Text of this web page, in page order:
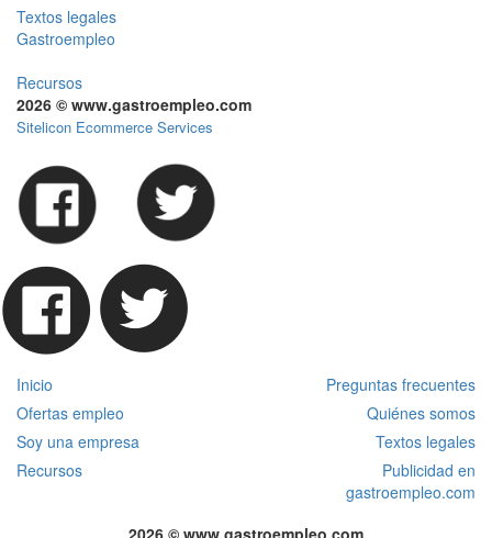
Textos legales
Gastroempleo
Recursos
2026 © www.gastroempleo.com
Sitelicon Ecommerce Services
Inicio
Preguntas frecuentes
Ofertas empleo
Quiénes somos
Soy una empresa
Textos legales
Recursos
Publicidad en
gastroempleo.com
2026 © www.gastroempleo.com